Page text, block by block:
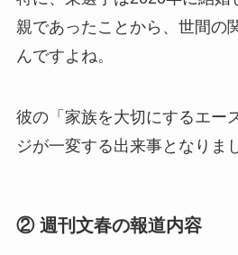
親であったことから、世間の
んですよね。
彼の「家族を大切にするエー
ジが一変する出来事となりま
② 週刊文春の報道内容